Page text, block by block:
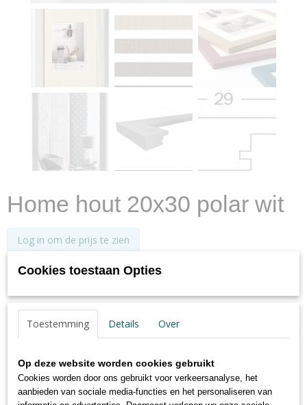
Home hout 20x30 polar wit
Log in om de prijs te zien
Op voorraad- Levertijd max. 2 werkdagen
Specificaties
Productcode
EAN code
Netto gewicht
Houten wissellijst Home
Steigerhouten lijst met ruw profiel, zie afbeeldingen.
Profiel 2.9 cm breed en 1.4 cm hoog
Cookies toestaan Opties
Toestemming Details Over
Op deze website worden cookies gebruikt
Cookies worden door ons gebruikt voor verkeersanalyse, het
aanbieden van sociale media-functies en het personaliseren van